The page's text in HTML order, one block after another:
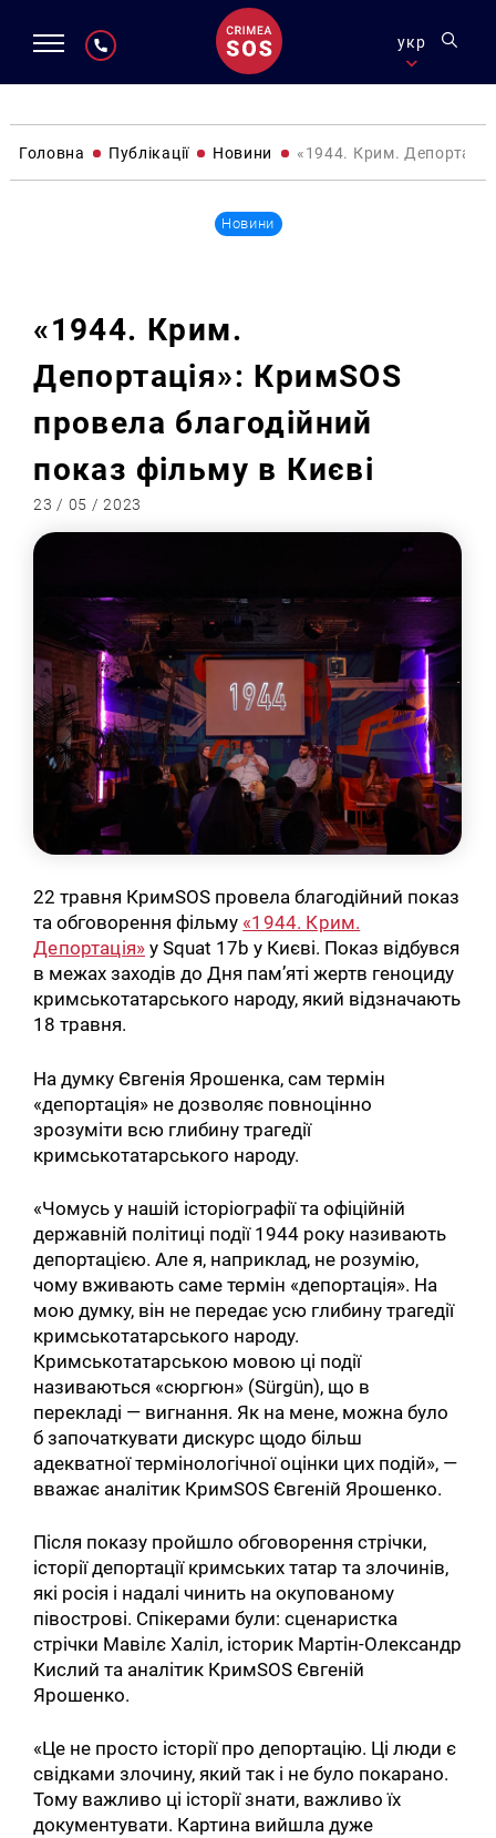
укр
Головна Публікації Новини «1944. Крим.
Новини
«1944. Крим.
Депортація»: КримSOS
провела благодійний
показ фільму в Києві
23 / 05 / 2023
22 травня КримSOS провела благодійний показ
та обговорення фільму «1944. Крим.
Депортація» у Squat 17b у Києві. Показ відбувся
в межах заходів до Дня пам’яті жертв геноциду
кримськотатарського народу, який відзначають
18 травня.
На думку Євгенія Ярошенка, сам термін
«депортація» не дозволяє повноцінно
зрозуміти всю глибину трагедії
кримськотатарського народу.
«Чомусь у нашій історіографії та офіційній
державній політиці події 1944 року називають
депортацією. Але я, наприклад, не розумію,
чому вживають саме термін «депортація». На
мою думку, він не передає усю глибину трагедії
кримськотатарського народу.
Кримськотатарською мовою ці події
називаються «сюргюн» (Sürgün), що в
перекладі — вигнання. Як на мене, можна було
б започаткувати дискурс щодо більш
адекватної термінологічної оцінки цих подій», —
вважає аналітик КримSOS Євгеній Ярошенко.
Після показу пройшло обговорення стрічки,
історії депортації кримських татар та злочинів,
які росія і надалі чинить на окупованому
півострові. Спікерами були: сценаристка
стрічки Мавілє Халіл, історик Мартін-Олександр
Кислий та аналітик КримSOS Євгеній
Ярошенко.
«Це не просто історії про депортацію. Ці люди є
свідками злочину, який так і не було покарано.
Тому важливо ці історії знати, важливо їх
документувати. Картина вийшла дуже